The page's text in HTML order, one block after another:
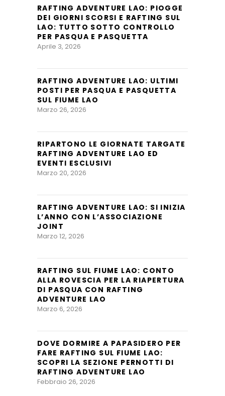
RAFTING ADVENTURE LAO: PIOGGE
DEI GIORNI SCORSI E RAFTING SUL
LAO: TUTTO SOTTO CONTROLLO
PER PASQUA E PASQUETTA
Aprile 3, 2026
RAFTING ADVENTURE LAO: ULTIMI
POSTI PER PASQUA E PASQUETTA
SUL FIUME LAO
Marzo 26, 2026
RIPARTONO LE GIORNATE TARGATE
RAFTING ADVENTURE LAO ED
EVENTI ESCLUSIVI
Marzo 20, 2026
RAFTING ADVENTURE LAO: SI INIZIA
L’ANNO CON L’ASSOCIAZIONE
JOINT
Marzo 12, 2026
RAFTING SUL FIUME LAO: CONTO
ALLA ROVESCIA PER LA RIAPERTURA
DI PASQUA CON RAFTING
ADVENTURE LAO
Marzo 6, 2026
DOVE DORMIRE A PAPASIDERO PER
FARE RAFTING SUL FIUME LAO:
SCOPRI LA SEZIONE PERNOTTI DI
RAFTING ADVENTURE LAO
Febbraio 26, 2026